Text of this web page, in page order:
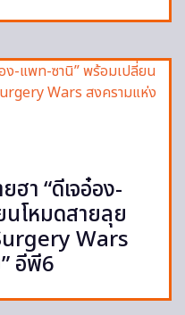
ฮา “ดีเจอ๋อง-
โหมดสายลุย
Wars
อีพี6